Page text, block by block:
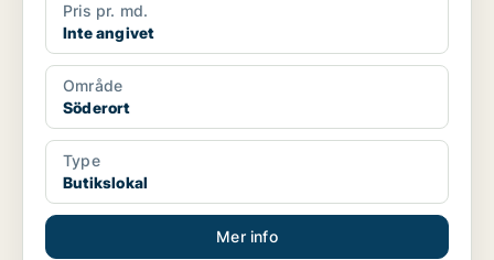
Pris pr. md.
Inte angivet
Område
Söderort
Type
Butikslokal
Mer info